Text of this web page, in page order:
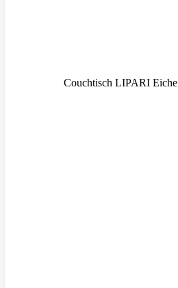
Couchtisch LIPARI Eiche